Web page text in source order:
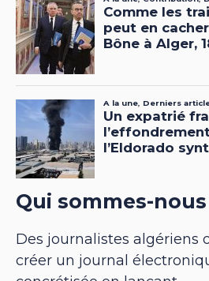
Qui sommes-nous
Des journalistes algériens
créer un journal